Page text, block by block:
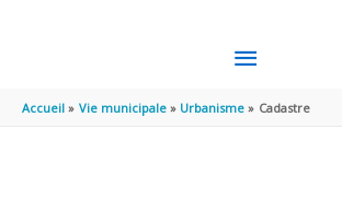
MENU
PRINCIPAL
Accueil Vie municipale Urbanisme Cadastre